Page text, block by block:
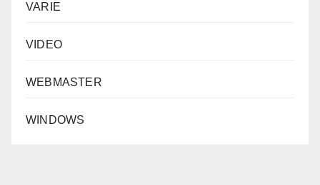
VARIE
VIDEO
WEBMASTER
WINDOWS